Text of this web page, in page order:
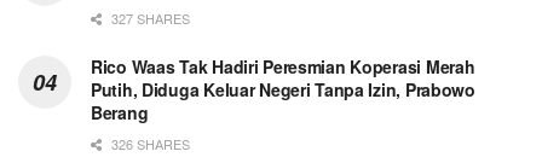
327 SHARES
Rico Waas Tak Hadiri Peresmian Koperasi Merah
Putih, Diduga Keluar Negeri Tanpa Izin, Prabowo
Berang
326 SHARES